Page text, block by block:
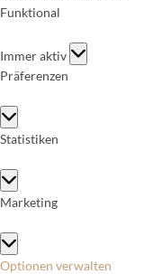
Funktional
Funktional
Immer aktiv
Präferenzen
Präferenzen
Statistiken
Statistiken
Marketing
Marketing
Optionen verwalten